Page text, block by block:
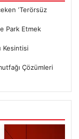
‘Terörsüz
Park Etmek
Kesintisi
Çözümleri